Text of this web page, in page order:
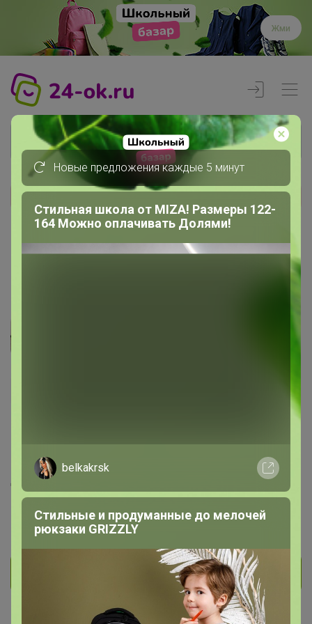
Жми
Реклама
Главная
На сайте 8 часов назад
День рождения 26 марта
Москва
В клубе с 3 июля 2012 г.
Личное сообщение
Новые предложения каждые 5 минут
Стильная школа от MIZA! Размеры 122-
164 Можно оплачивать Долями!
belkakrsk
Стильные и продуманные до мелочей
рюкзаки GRIZZLY